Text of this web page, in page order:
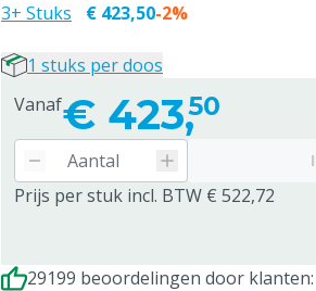
Vanaf€ 423,50
Prijs per stuk incl. BTW € 522,72
3+ Stuks
€ 423,50-2%
1 stuks per doos
29199 beoordelingen door